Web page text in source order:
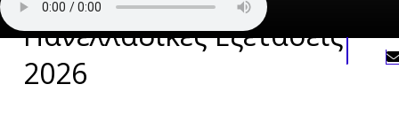
Πανελλαδικές Εξετάσεις
2026